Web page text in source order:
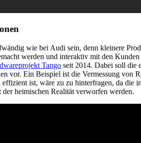
wie bei Audi sein, denn kleinere
werden und interaktiv mit den
Tango seit 2014. Dabei soll die
vor. Ein Beispiel ist die Vermessung von
ist, wäre zu zu hinterfragen, da die
heimischen Realität verworfen werden.